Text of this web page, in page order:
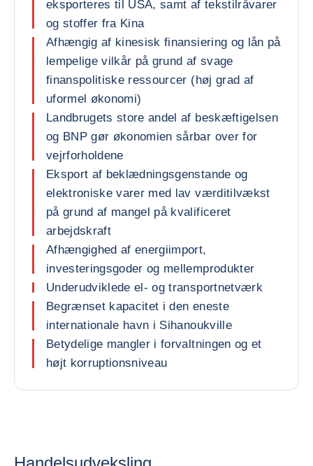
eksporteres til USA, samt af tekstilråvarer
og stoffer fra Kina
Afhængig af kinesisk finansiering og lån på
lempelige vilkår på grund af svage
finanspolitiske ressourcer (høj grad af
uformel økonomi)
Landbrugets store andel af beskæftigelsen
og BNP gør økonomien sårbar over for
vejrforholdene
Eksport af beklædningsgenstande og
elektroniske varer med lav værditilvækst
på grund af mangel på kvalificeret
arbejdskraft
Afhængighed af energiimport,
investeringsgoder og mellemprodukter
Underudviklede el- og transportnetværk
Begrænset kapacitet i den eneste
internationale havn i Sihanoukville
Betydelige mangler i forvaltningen og et
højt korruptionsniveau